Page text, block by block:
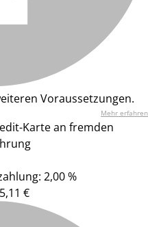
Voraussetzungen.
Mehr erfahren
Karte an fremden
2,00 %
€